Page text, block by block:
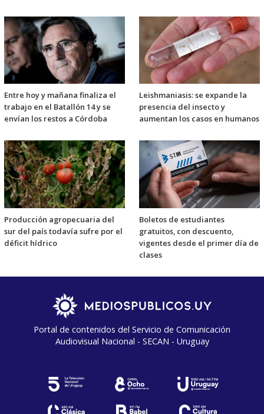
Entre hoy y mañana finaliza el
trabajo en el Batallón 14 y se
envían los restos a Córdoba
Leishmaniasis: se expande la
presencia del insecto y
aumentan los casos en humanos
Producción agropecuaria del
sur del país todavía sufre por el
déficit hídrico
Boletos de estudiantes
gratuitos, con descuento,
vigentes desde el primer día de
clases
Portal de contenidos del Servicio de Comunicación
Audiovisual Nacional - SECAN - Uruguay